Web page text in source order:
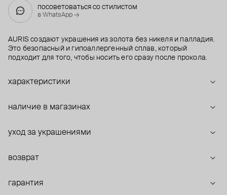
посоветоваться со стилистом
в WhatsApp →
AURIS создают украшения из золота без никеля и палладия.
Это безопасный и гипоаллергенный сплав, который
подходит для того, чтобы носить его сразу после прокола.
характеристики
наличие в магазинах
уход за украшениями
возврат
гарантия